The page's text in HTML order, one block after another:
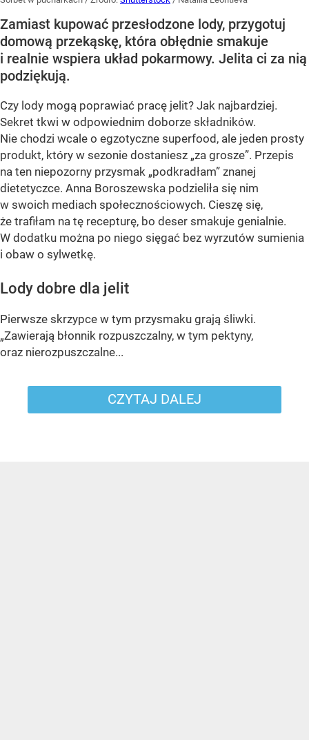
Zamiast kupować przesłodzone lody, przygotuj
domową przekąskę, która obłędnie smakuje
i realnie wspiera układ pokarmowy. Jelita ci za nią
podziękują.
Czy lody mogą poprawiać pracę jelit? Jak najbardziej.
Sekret tkwi w odpowiednim doborze składników.
Nie chodzi wcale o egzotyczne superfood, ale jeden prosty
produkt, który w sezonie dostaniesz „za grosze”. Przepis
na ten niepozorny przysmak „podkradłam” znanej
dietetyczce. Anna Boroszewska podzieliła się nim
w swoich mediach społecznościowych. Cieszę się,
że trafiłam na tę recepturę, bo deser smakuje genialnie.
W dodatku można po niego sięgać bez wyrzutów sumienia
i obaw o sylwetkę.
Lody dobre dla jelit
Pierwsze skrzypce w tym przysmaku grają śliwki.
„Zawierają błonnik rozpuszczalny, w tym pektyny,
oraz nierozpuszczalne...
CZYTAJ DALEJ